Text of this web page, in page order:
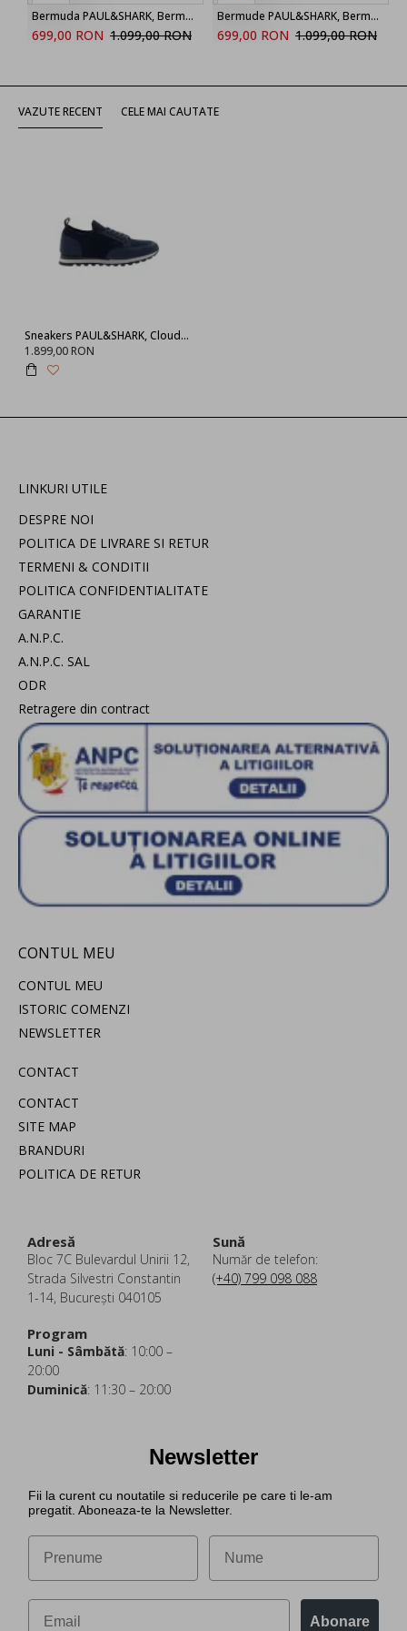
Bermuda PAUL&SHARK, Bermuda sweatshorts in Active Fleece cotton
699,00 RON 1.099,00 RON
Bermude PAUL&SHARK, Bermuda sweatshorts in Active Fleece cotton
699,00 RON 1.099,00 RON
VAZUTE RECENT CELE MAI CAUTATE
Sneakers PAUL&SHARK, Cloudwalk slip-on sneakers,Blue
1.899,00 RON
LINKURI UTILE
DESPRE NOI
POLITICA DE LIVRARE SI RETUR
TERMENI & CONDITII
POLITICA CONFIDENTIALITATE
GARANTIE
A.N.P.C.
A.N.P.C. SAL
ODR
Retragere din contract
CONTUL MEU
CONTUL MEU
ISTORIC COMENZI
NEWSLETTER
CONTACT
CONTACT
SITE MAP
BRANDURI
POLITICA DE RETUR
Adresă
Bloc 7C Bulevardul Unirii 12,
Strada Silvestri Constantin
1-14, București 040105
Sună
Număr de telefon:
(+40) 799 098 088
Program
Luni - Sâmbătă: 10:00 –
20:00
Duminică: 11:30 – 20:00
Newsletter
Fii la curent cu noutatile si reducerile pe care ti le-am
pregatit. Aboneaza-te la Newsletter.
Abonare